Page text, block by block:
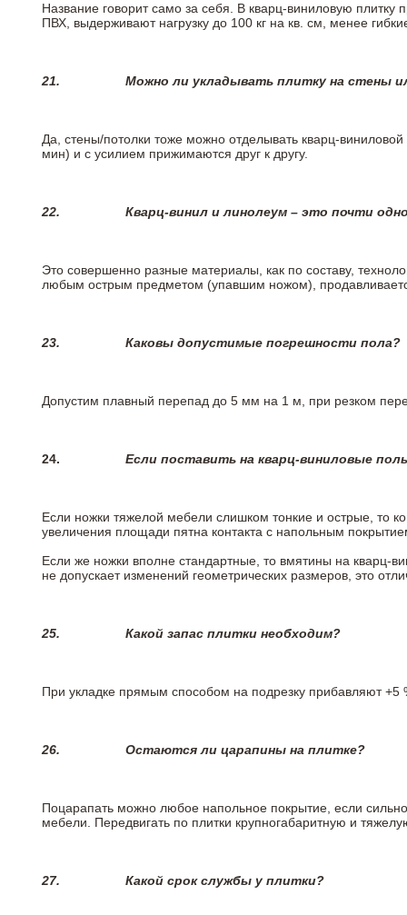
Название говорит само за себя. В кварц-виниловую
ПВХ, выдерживают нагрузку до 100 кг на кв. см, менее
21. Можно ли укладывать плитку на стены
Да, стены/потолки тоже можно отделывать кварц-
мин) и с усилием прижимаются друг к другу.
22. Кварц-винил и линолеум – это почти
Это совершенно разные материалы, как по составу,
любым острым предметом (упавшим ножом),
23. Каковы допустимые погрешности пола?
Допустим плавный перепад до 5 мм на 1 м, при резком
24. Если поставить на кварц-виниловые
Если ножки тяжелой мебели слишком тонкие и острые, то
увеличения площади пятна контакта с напольным
Если же ножки вполне стандартные, то вмятины на кварц-
не допускает изменений геометрических размеров, это
25. Какой запас плитки необходим?
При укладке прямым способом на подрезку прибавляют +5
26. Остаются ли царапины на плитке?
Поцарапать можно любое напольное покрытие, если
мебели. Передвигать по плитки крупногабаритную и
27. Какой срок службы у плитки?